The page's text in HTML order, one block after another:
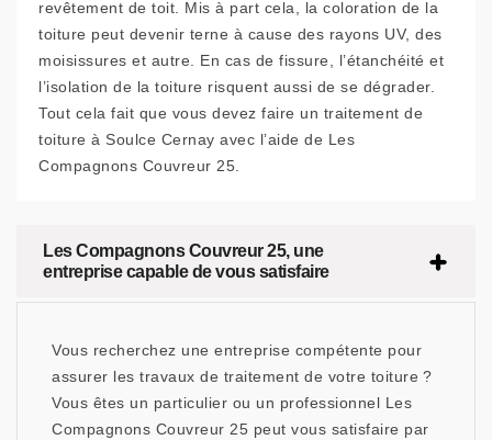
revêtement de toit. Mis à part cela, la coloration de la
toiture peut devenir terne à cause des rayons UV, des
moisissures et autre. En cas de fissure, l’étanchéité et
l’isolation de la toiture risquent aussi de se dégrader.
Tout cela fait que vous devez faire un traitement de
toiture à Soulce Cernay avec l’aide de Les
Compagnons Couvreur 25.
Les Compagnons Couvreur 25, une
entreprise capable de vous satisfaire
Vous recherchez une entreprise compétente pour
assurer les travaux de traitement de votre toiture ?
Vous êtes un particulier ou un professionnel Les
Compagnons Couvreur 25 peut vous satisfaire par